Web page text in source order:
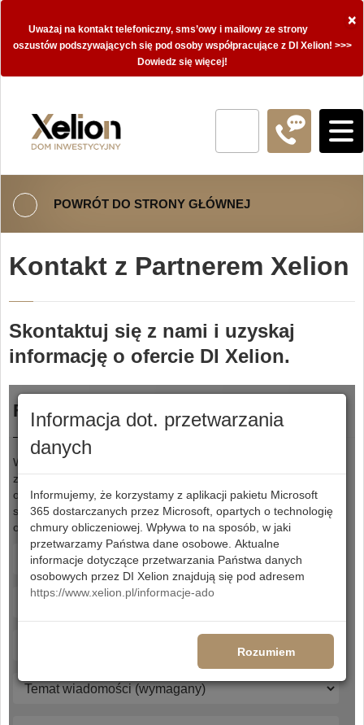
×
Uważaj na kontakt telefoniczny, sms’owy i mailowy ze strony
oszustów podszywających się pod osoby współpracujące z DI Xelion! >>>
Dowiedz się więcej!
POWRÓT DO STRONY GŁÓWNEJ
Kontakt z Partnerem Xelion
Skontaktuj się z nami i uzyskaj
informację o ofercie DI Xelion.